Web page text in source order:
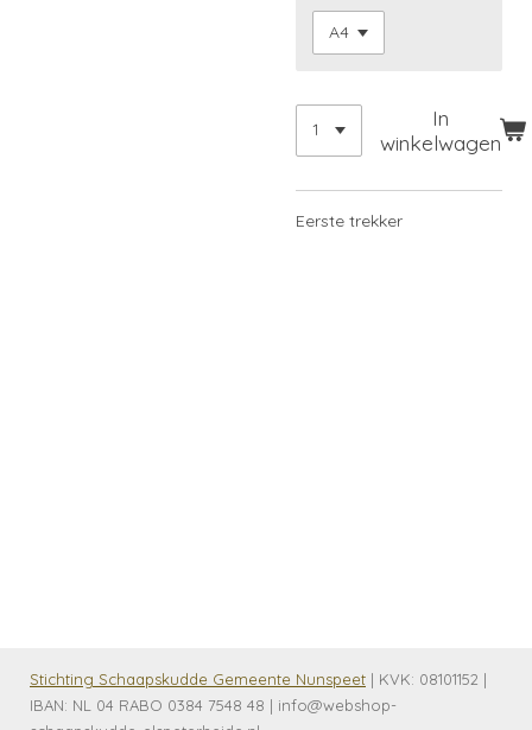
In
winkelwagen
Eerste trekker
Stichting Schaapskudde Gemeente Nunspeet | KVK: 08101152 |
IBAN: NL 04 RABO 0384 7548 48 | info@webshop-